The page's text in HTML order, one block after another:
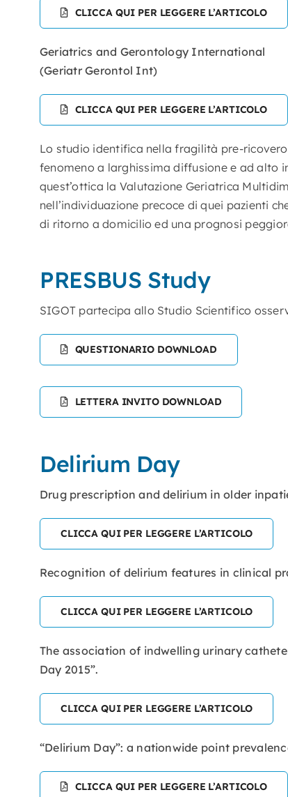
CLICCA QUI PER LEGGERE L’ARTICOLO
Geriatrics and Gerontology International
(Geriatr Gerontol Int)
CLICCA QUI PER LEGGERE L’ARTICOLO
Lo studio identifica nella fragilità pre-
fenomeno a larghissima diffusione e ad alto
quest’ottica la Valutazione Geriatrica
nell’individuazione precoce di quei pazienti
di ritorno a domicilio ed una prognosi
PRESBUS Study
SIGOT partecipa allo Studio Scientifico
QUESTIONARIO DOWNLOAD
LETTERA INVITO DOWNLOAD
Delirium Day
Drug prescription and delirium in older
CLICCA QUI PER LEGGERE L’ARTICOLO
Recognition of delirium features in clinical
CLICCA QUI PER LEGGERE L’ARTICOLO
The association of indwelling urinary
Day 2015”.
CLICCA QUI PER LEGGERE L’ARTICOLO
“Delirium Day”: a nationwide point
CLICCA QUI PER LEGGERE L’ARTICOLO